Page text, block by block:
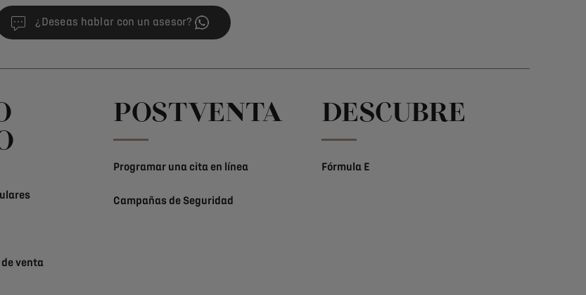
¿Deseas hablar con un asesor?
venta
POSTVENTA
Programar una cita en línea
Campañas de Seguridad
DESCUBRE
Fórmula E